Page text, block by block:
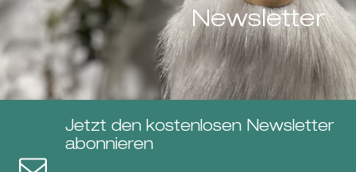
Newsletter
Jetzt den kostenlosen Newsletter
abonnieren